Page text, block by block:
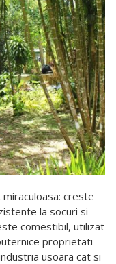
creste
la socuri si
comestibil, utilizat
proprietati
usoara cat si